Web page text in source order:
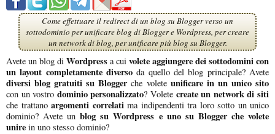
Come effettuare il redirect di un blog su Blogger verso un
sottodominio per unificare blog di Blogger e Wordpress, per creare
un network di blog, per unificare più blog su Blogger.
Avete un blog di Wordpress a cui volete aggiungere dei sottodomini con
un layout completamente diverso da quello del blog principale? Avete
diversi blog gratuiti su Bloggerche volete unificare in un unico sito
con un vostro dominio personalizzato? Volete create un network di siti
che trattano argomenti correlatima indipendenti tra loro sotto un unico
dominio? Avete unblog su Wordpress e uno su Blogger che volete
unire in uno stesso dominio?